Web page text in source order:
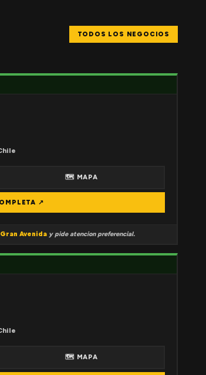
TODOS LOS NEGOCIOS
🗺 MAPA
↗
Avenida y pide atencion preferencial.
🗺 MAPA